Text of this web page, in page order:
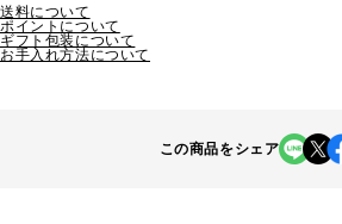
送料について
ポイントについて
ギフト包装について
お手入れ方法について
この商品をシェア